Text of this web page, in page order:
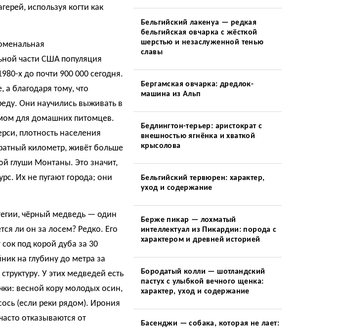
используя когти как
части США популяция
х до почти 900 000 сегодня.
благодаря тому, что
Они научились выживать в
для домашних питомцев.
плотность населения
километр, живёт больше
глуши Монтаны. Это значит,
Их не пугают города; они
чёрный медведь — один
ли он за лосем? Редко. Его
под корой дуба за 30
на глубину до метра за
У этих медведей есть
весной кору молодых осин,
(если реки рядом). Ирония
отказываются от
Бельгийский лакенуа — редкая
бельгийская овчарка с жёсткой
шерстью и незаслуженной тенью
славы
Бергамская овчарка: дредлок-
машина из Альп
Бедлингтон-терьер: аристократ с
внешностью ягнёнка и хваткой
крысолова
Бельгийский тервюрен: характер,
уход и содержание
Берже пикар — лохматый
интеллектуал из Пикардии: порода с
характером и древней историей
Бородатый колли — шотландский
пастух с улыбкой вечного щенка:
характер, уход и содержание
Басенджи — собака, которая не лает: